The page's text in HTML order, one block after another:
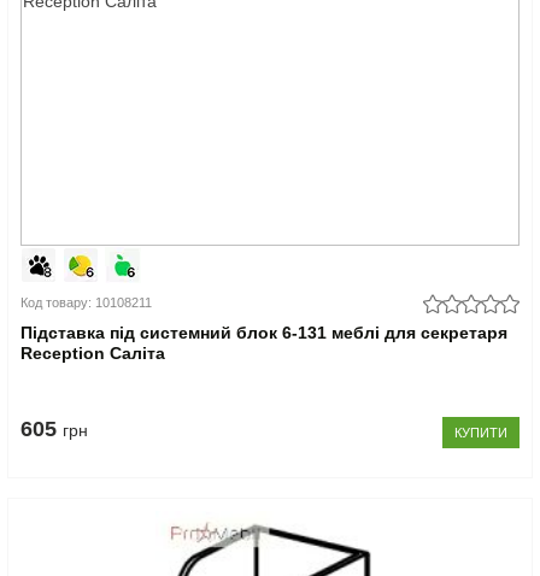
Код товару: 10108211
Підставка під системний блок 6-131 меблі для секретаря
Reception Саліта
605 грн КУПИТИ